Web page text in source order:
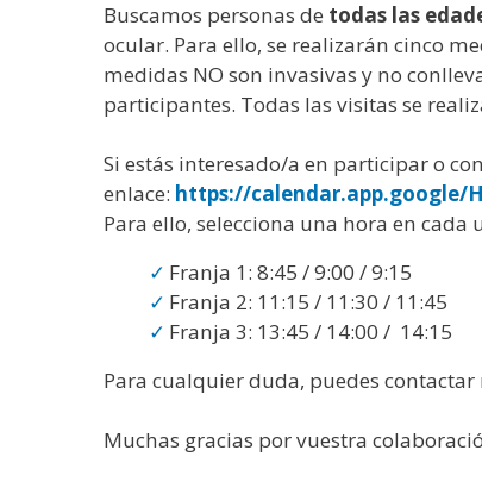
Buscamos personas de todas las
ocular. Para ello, se realizarán cinco
medidas NO son invasivas y no
participantes. Todas las visitas se
Si estás interesado/a en participar o
enlace: https://calendar.app.google/
Para ello, selecciona una hora en
Franja 1: 8:45 / 9:00 / 9:15
Franja 2: 11:15 / 11:30 / 11:45
Franja 3: 13:45 / 14:00 / 14:15
Para cualquier duda, puedes
Muchas gracias por vuestra